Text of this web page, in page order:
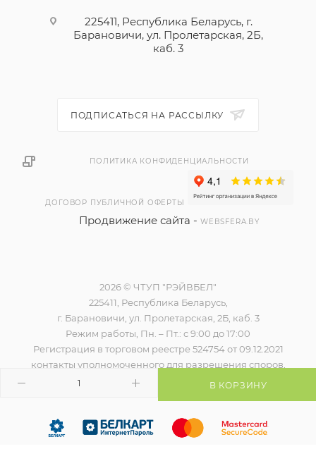
В КОРЗИНУ
225411, Республика Беларусь, г.
Барановичи, ул. Пролетарская, 2Б,
каб. 3
ПОДПИСАТЬСЯ НА РАССЫЛКУ
ПОЛИТИКА КОНФИДЕНЦИАЛЬНОСТИ
ДОГОВОР ПУБЛИЧНОЙ ОФЕРТЫ
Продвижение сайта -WEBSFERA.BY
2026 © ЧТУП "РЭЙВБЕЛ"
225411, Республика Беларусь,
г. Барановичи, ул. Пролетарская, 2Б, каб. 3
Режим работы, Пн. – Пт.: с 9:00 до 17:00
Регистрация в торговом реестре 524754 от 09.12.2021
контакты уполномоченного для разрешения споров,
наименование и контакты контролирующего органа)